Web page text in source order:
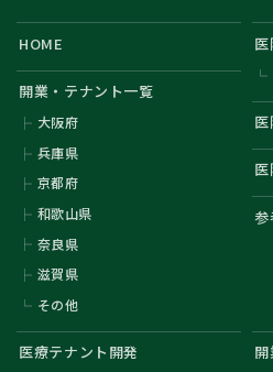
HOME
開業・テナント一覧
大阪府
兵庫県
京都府
和歌山県
奈良県
滋賀県
その他
参
医療テナント開発